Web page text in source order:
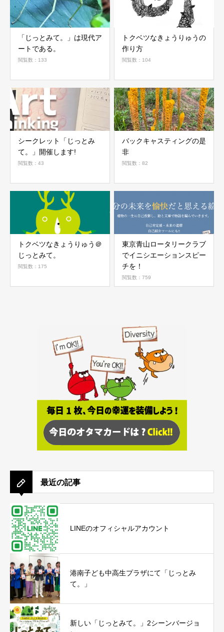
「じっとみて。」は現代ア
ートである。
閲覧数：133
トクベツなきょうりゅうの
作り方
閲覧数：104
シークレット「じっとみ
て。」開催します!
閲覧数：43
バックキャスティングの是
非
閲覧数：82
トクベツなきょうりゅう＠
じっとみて。
閲覧数：175
東京青山ロータリークラブ
でイニシエーションスピー
チを！
閲覧数：759
最近の記事
LINEのオフィシャルアカウント
港南子ども中高生プラザにて「じっとみ
て。」
新しい「じっとみて。」2シーンバージョ